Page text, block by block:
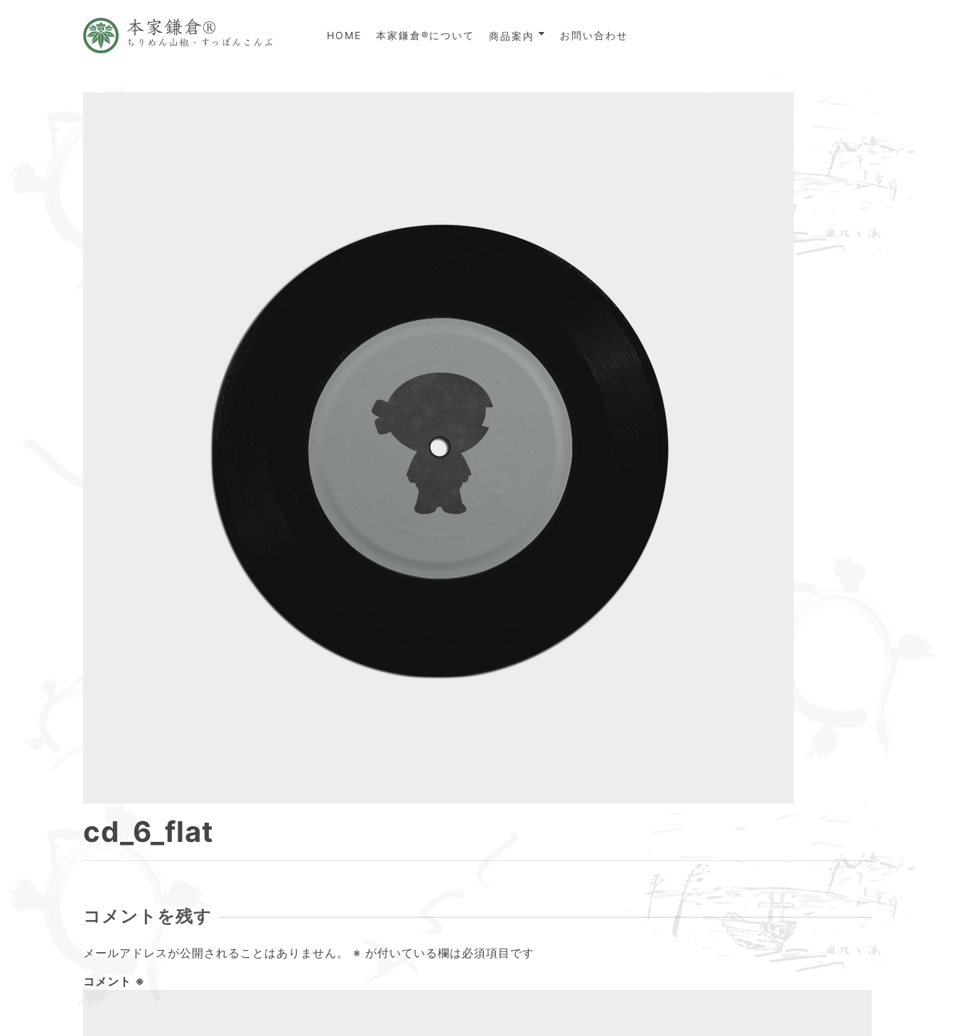
本家鎌倉®
ちりめん山椒・すっぽんこんぶ
HOME 本家鎌倉®について 商品案内 お問い合わせ
cd_6_flat
コメントを残す
メールアドレスが公開されることはありません。 ※ が付いている欄は必須項目です
コメント ※